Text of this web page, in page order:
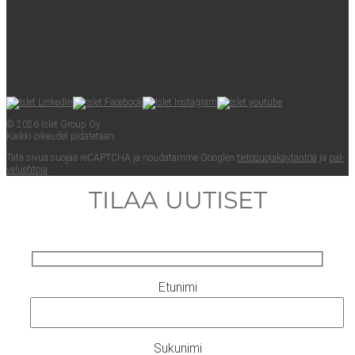
© 2026 Islet Group Oy
Kaik­ki oikeu­det pidätetään.
Tätä sivua suo­jaa reCAPTC­HA ja nou­da­tam­me Googlen tie­to­suo­ja­käy­tän­töä ja pal­
ve­lueh­to­ja.
TILAA UUTISET
Etunimi
Sukunimi